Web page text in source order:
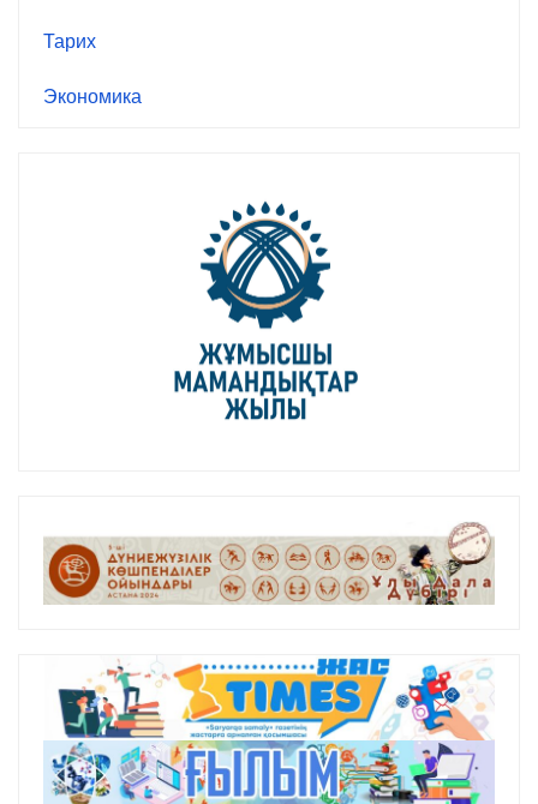
Тарих
Экономика